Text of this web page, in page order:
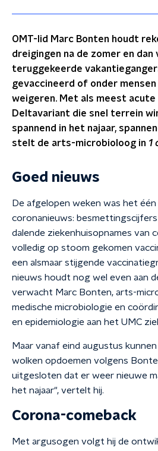
OMT-lid Marc Bonten houdt
dreigingen na de zomer en dan
teruggekeerde
gevaccineerd of onder
weigeren. Met als meest acute
Deltavariant die snel terrein
spannend in het najaar,
stelt de arts-microbioloog in 1
Goed nieuws
De afgelopen weken was het één
coronanieuws:
dalende ziekenhuisopnames van
volledig op stoom gekomen
een alsmaar stijgende
nieuws houdt nog wel even aan
verwacht Marc Bonten, arts-
medische microbiologie en
en epidemiologie aan het UMC
Maar vanaf eind augustus
wolken opdoemen volgens
uitgesloten dat er weer nieuwe
het najaar", vertelt hij.
Corona-comeback
Met argusogen volgt hij de